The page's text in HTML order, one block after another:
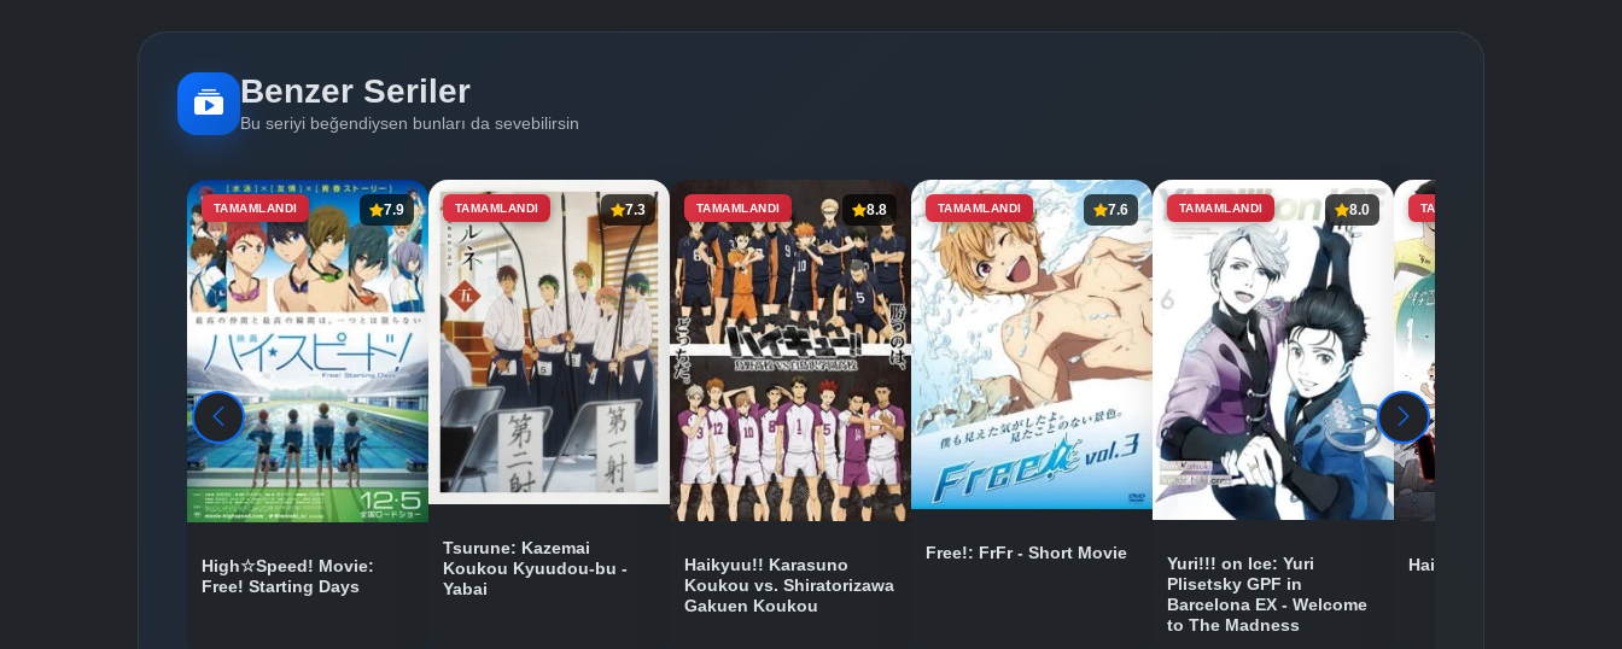
Benzer Seriler
Bu seriyi beğendiysen bunları da sevebilirsin
TAMAMLANDI 7.9
High☆Speed! Movie:
Free! Starting Days
TAMAMLANDI 7.3
Tsurune: Kazemai
Koukou Kyuudou-bu -
Yabai
TAMAMLANDI 8.8
Haikyuu!! Karasuno
Koukou vs. Shiratorizawa
Gakuen Koukou
TAMAMLANDI 7.6
Free!: FrFr - Short Movie
TAMAMLANDI 8.0
Yuri!!! on Ice: Yuri
Plisetsky GPF in
Barcelona EX - Welcome
to The Madness
TAMAMLANDI
Haikyuu!! Riku vs. Kuu